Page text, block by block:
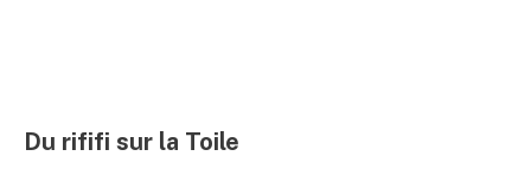
Du rififi sur la Toile